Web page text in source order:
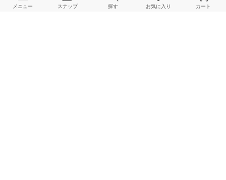
メニュー スナップ 探す お気に入り カート